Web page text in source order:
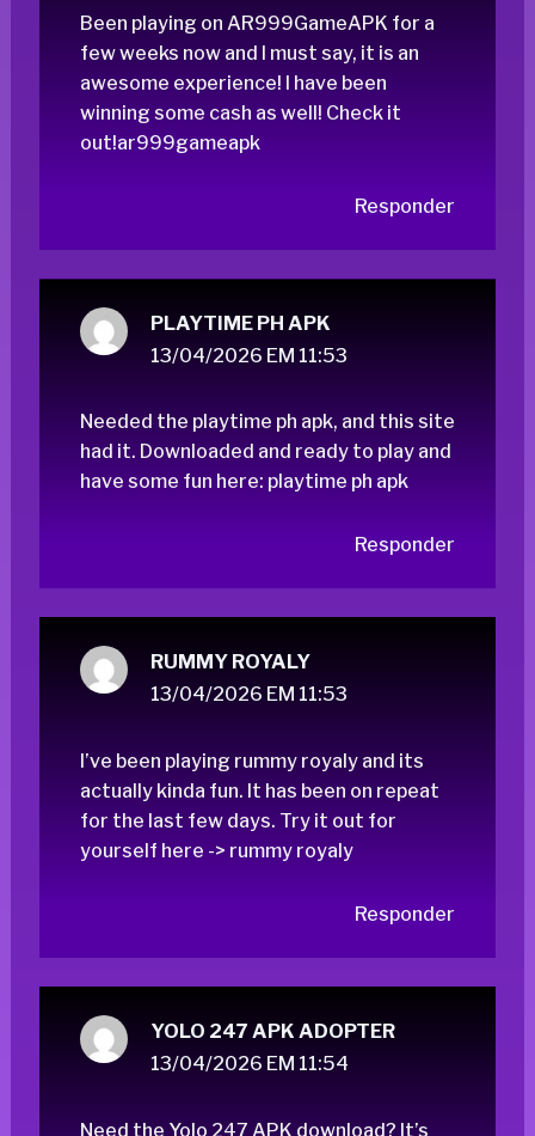
Been playing on AR999GameAPK for a
few weeks now and I must say, it is an
awesome experience! I have been
winning some cash as well! Check it
out!ar999gameapk
Responder
PLAYTIME PH APK
13/04/2026 EM 11:53
Needed the playtime ph apk, and this site
had it. Downloaded and ready to play and
have some fun here: playtime ph apk
Responder
RUMMY ROYALY
13/04/2026 EM 11:53
I’ve been playing rummy royaly and its
actually kinda fun. It has been on repeat
for the last few days. Try it out for
yourself here -> rummy royaly
Responder
YOLO 247 APK ADOPTER
13/04/2026 EM 11:54
Need the Yolo 247 APK download? It’s